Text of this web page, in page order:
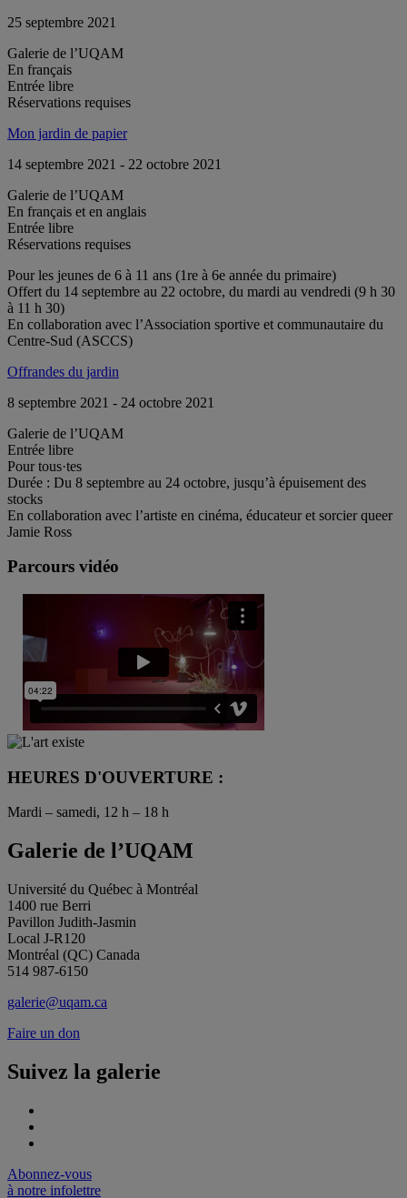
25 septembre 2021
Galerie de l’UQAM
En français
Entrée libre
Réservations requises
Mon jardin de papier
14 septembre 2021 - 22 octobre 2021
Galerie de l’UQAM
En français et en anglais
Entrée libre
Réservations requises
Pour les jeunes de 6 à 11 ans (1re à 6e année du primaire)
Offert du 14 septembre au 22 octobre, du mardi au vendredi (9 h 30
à 11 h 30)
En collaboration avec l’Association sportive et communautaire du
Centre-Sud (ASCCS)
Offrandes du jardin
8 septembre 2021 - 24 octobre 2021
Galerie de l’UQAM
Entrée libre
Pour tous·tes
Durée : Du 8 septembre au 24 octobre, jusqu’à épuisement des
stocks
En collaboration avec l’artiste en cinéma, éducateur et sorcier queer
Jamie Ross
Parcours vidéo
HEURES D'OUVERTURE :
Mardi – samedi, 12 h – 18 h
Galerie de l’UQAM
Université du Québec à Montréal
1400 rue Berri
Pavillon Judith-Jasmin
Local J-R120
Montréal (QC) Canada
514 987-6150
galerie@uqam.ca
Faire un don
Suivez la galerie
Abonnez-vous
à notre infolettre